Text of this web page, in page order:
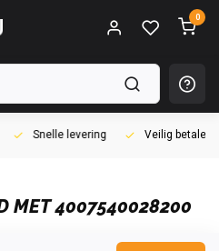
0
Snelle levering Veilig betalen
MET 4007540028200